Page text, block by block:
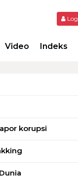
Video Indeks
korupsi